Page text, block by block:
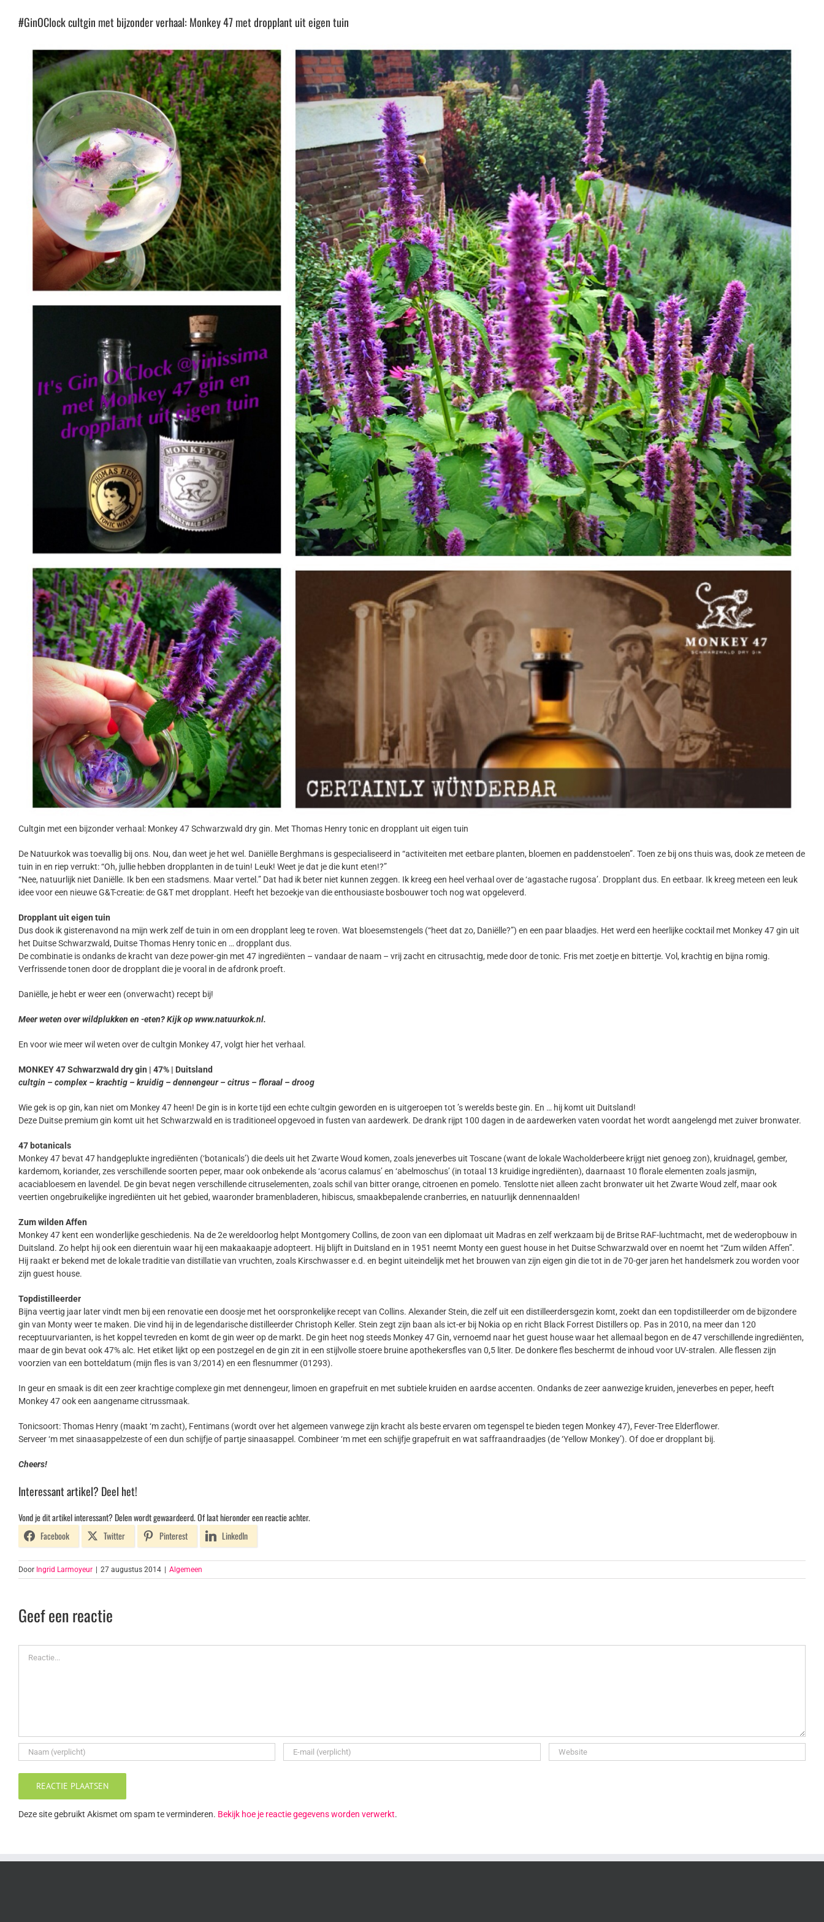
#GinOClock cultgin met bijzonder verhaal: Monkey 47 met dropplant uit eigen tuin
Cultgin met een bijzonder verhaal: Monkey 47 Schwarzwald dry gin. Met Thomas Henry tonic en dropplant uit eigen tuin
De Natuurkok was toevallig bij ons. Nou, dan weet je het wel. Daniëlle Berghmans is gespecialiseerd in “activiteiten met eetbare planten, bloemen en paddenstoelen”. Toen ze bij ons thuis was, dook ze meteen de
tuin in en riep verrukt: “Oh, jullie hebben dropplanten in de tuin! Leuk! Weet je dat je die kunt eten!?”
“Nee, natuurlijk niet Daniëlle. Ik ben een stadsmens. Maar vertel.” Dat had ik beter niet kunnen zeggen. Ik kreeg een heel verhaal over de ‘agastache rugosa’. Dropplant dus. En eetbaar. Ik kreeg meteen een leuk
idee voor een nieuwe G&T-creatie: de G&T met dropplant. Heeft het bezoekje van die enthousiaste bosbouwer toch nog wat opgeleverd.
Dropplant uit eigen tuin
Dus dook ik gisterenavond na mijn werk zelf de tuin in om een dropplant leeg te roven. Wat bloesemstengels (“heet dat zo, Daniëlle?”) en een paar blaadjes. Het werd een heerlijke cocktail met Monkey 47 gin uit
het Duitse Schwarzwald, Duitse Thomas Henry tonic en … dropplant dus.
De combinatie is ondanks de kracht van deze power-gin met 47 ingrediënten – vandaar de naam – vrij zacht en citrusachtig, mede door de tonic. Fris met zoetje en bittertje. Vol, krachtig en bijna romig.
Verfrissende tonen door de dropplant die je vooral in de afdronk proeft.
Daniëlle, je hebt er weer een (onverwacht) recept bij!
Meer weten over wildplukken en -eten? Kijk op www.natuurkok.nl.
En voor wie meer wil weten over de cultgin Monkey 47, volgt hier het verhaal.
MONKEY 47 Schwarzwald dry gin | 47% | Duitsland
cultgin – complex – krachtig – kruidig – dennengeur – citrus – floraal – droog
Wie gek is op gin, kan niet om Monkey 47 heen! De gin is in korte tijd een echte cultgin geworden en is uitgeroepen tot ’s werelds beste gin. En … hij komt uit Duitsland!
Deze Duitse premium gin komt uit het Schwarzwald en is traditioneel opgevoed in fusten van aardewerk. De drank rijpt 100 dagen in de aardewerken vaten voordat het wordt aangelengd met zuiver bronwater.
47 botanicals
Monkey 47 bevat 47 handgeplukte ingrediënten (‘botanicals’) die deels uit het Zwarte Woud komen, zoals jeneverbes uit Toscane (want de lokale Wacholderbeere krijgt niet genoeg zon), kruidnagel, gember,
kardemom, koriander, zes verschillende soorten peper, maar ook onbekende als ‘acorus calamus’ en ‘abelmoschus’ (in totaal 13 kruidige ingrediënten), daarnaast 10 florale elementen zoals jasmijn,
acaciabloesem en lavendel. De gin bevat negen verschillende citruselementen, zoals schil van bitter orange, citroenen en pomelo. Tenslotte niet alleen zacht bronwater uit het Zwarte Woud zelf, maar ook
veertien ongebruikelijke ingrediënten uit het gebied, waaronder bramenbladeren, hibiscus, smaakbepalende cranberries, en natuurlijk dennennaalden!
Zum wilden Affen
Monkey 47 kent een wonderlijke geschiedenis. Na de 2e wereldoorlog helpt Montgomery Collins, de zoon van een diplomaat uit Madras en zelf werkzaam bij de Britse RAF-luchtmacht, met de wederopbouw in
Duitsland. Zo helpt hij ook een dierentuin waar hij een makaakaapje adopteert. Hij blijft in Duitsland en in 1951 neemt Monty een guest house in het Duitse Schwarzwald over en noemt het “Zum wilden Affen”.
Hij raakt er bekend met de lokale traditie van distillatie van vruchten, zoals Kirschwasser e.d. en begint uiteindelijk met het brouwen van zijn eigen gin die tot in de 70-ger jaren het handelsmerk zou worden voor
zijn guest house.
Topdistilleerder
Bijna veertig jaar later vindt men bij een renovatie een doosje met het oorspronkelijke recept van Collins. Alexander Stein, die zelf uit een distilleerdersgezin komt, zoekt dan een topdistilleerder om de bijzondere
gin van Monty weer te maken. Die vind hij in de legendarische distilleerder Christoph Keller. Stein zegt zijn baan als ict-er bij Nokia op en richt Black Forrest Distillers op. Pas in 2010, na meer dan 120
receptuurvarianten, is het koppel tevreden en komt de gin weer op de markt. De gin heet nog steeds Monkey 47 Gin, vernoemd naar het guest house waar het allemaal begon en de 47 verschillende ingrediënten,
maar de gin bevat ook 47% alc. Het etiket lijkt op een postzegel en de gin zit in een stijlvolle stoere bruine apothekersfles van 0,5 liter. De donkere fles beschermt de inhoud voor UV-stralen. Alle flessen zijn
voorzien van een botteldatum (mijn fles is van 3/2014) en een flesnummer (01293).
In geur en smaak is dit een zeer krachtige complexe gin met dennengeur, limoen en grapefruit en met subtiele kruiden en aardse accenten. Ondanks de zeer aanwezige kruiden, jeneverbes en peper, heeft
Monkey 47 ook een aangename citrussmaak.
Tonicsoort: Thomas Henry (maakt ‘m zacht), Fentimans (wordt over het algemeen vanwege zijn kracht als beste ervaren om tegenspel te bieden tegen Monkey 47), Fever-Tree Elderflower.
Serveer ‘m met sinaasappelzeste of een dun schijfje of partje sinaasappel. Combineer ‘m met een schijfje grapefruit en wat saffraandraadjes (de ‘Yellow Monkey’). Of doe er dropplant bij.
Cheers!
Interessant artikel? Deel het!
Vond je dit artikel interessant? Delen wordt gewaardeerd. Of laat hieronder een reactie achter.
Facebook
Twitter Pinterest LinkedIn
Door Ingrid Larmoyeur 27 augustus 2014 Algemeen
Geef een reactie
Deze site gebruikt Akismet om spam te verminderen. Bekijk hoe je reactie gegevens worden verwerkt.